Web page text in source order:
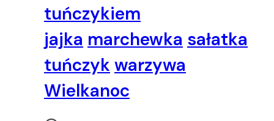
tuńczykiem
jajka marchewka sałatka
tuńczyk warzywa
Wielkanoc